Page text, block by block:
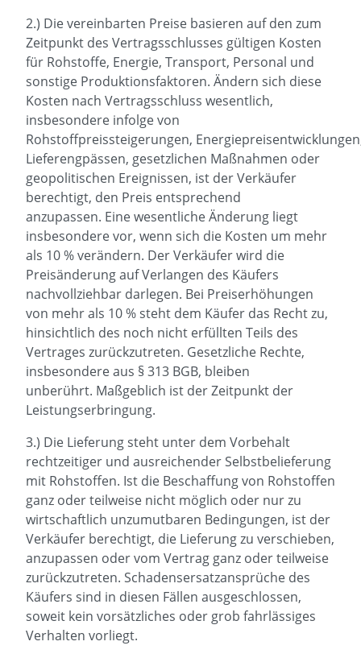
2.) Die vereinbarten Preise basieren auf den zum
Zeitpunkt des Vertragsschlusses gültigen Kosten
für Rohstoffe, Energie, Transport, Personal und
sonstige Produktionsfaktoren. Ändern sich diese
Kosten nach Vertragsschluss wesentlich,
insbesondere infolge von
Rohstoffpreissteigerungen,
Lieferengpässen, gesetzlichen Maßnahmen oder
geopolitischen Ereignissen, ist der Verkäufer
berechtigt, den Preis entsprechend
anzupassen. Eine wesentliche Änderung liegt
insbesondere vor, wenn sich die Kosten um mehr
als 10 % verändern. Der Verkäufer wird die
Preisänderung auf Verlangen des Käufers
nachvollziehbar darlegen. Bei Preiserhöhungen
von mehr als 10 % steht dem Käufer das Recht zu,
hinsichtlich des noch nicht erfüllten Teils des
Vertrages zurückzutreten. Gesetzliche Rechte,
insbesondere aus § 313 BGB, bleiben
unberührt. Maßgeblich ist der Zeitpunkt der
Leistungserbringung.
3.) Die Lieferung steht unter dem Vorbehalt
rechtzeitiger und ausreichender Selbstbelieferung
mit Rohstoffen. Ist die Beschaffung von Rohstoffen
ganz oder teilweise nicht möglich oder nur zu
wirtschaftlich unzumutbaren Bedingungen, ist der
Verkäufer berechtigt, die Lieferung zu verschieben,
anzupassen oder vom Vertrag ganz oder teilweise
zurückzutreten. Schadensersatzansprüche des
Käufers sind in diesen Fällen ausgeschlossen,
soweit kein vorsätzliches oder grob fahrlässiges
Verhalten vorliegt.